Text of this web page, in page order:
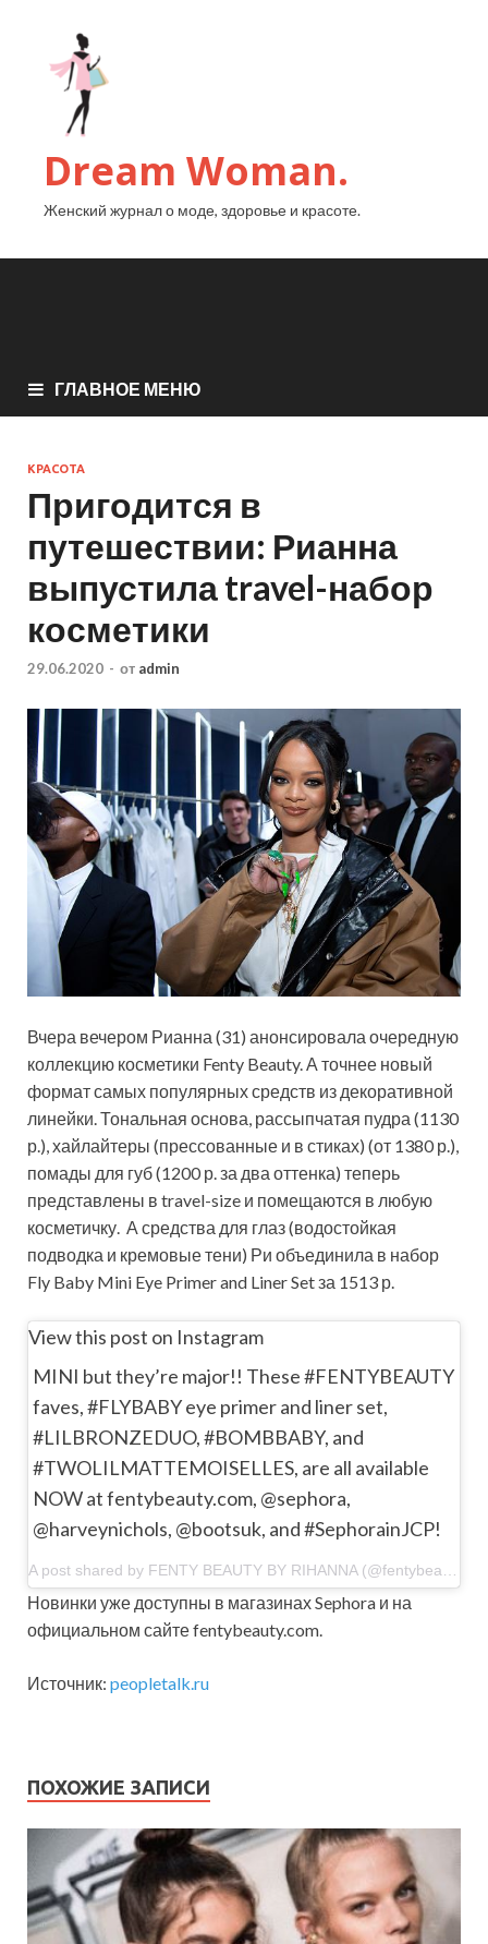
Dream Woman.
Женский журнал о моде, здоровье и красоте.
ГЛАВНОЕ МЕНЮ
КРАСОТА
Пригодится в
путешествии: Рианна
выпустила travel-набор
косметики
29.06.2020 - от admin
Вчера вечером Рианна (31) анонсировала очередную
коллекцию косметики Fenty Beauty. А точнее новый
формат самых популярных средств из декоративной
линейки. Тональная основа, рассыпчатая пудра (1130
р.), хайлайтеры (прессованные и в стиках) (от 1380 р.),
помады для губ (1200 р. за два оттенка) теперь
представлены в travel-size и помещаются в любую
косметичку. А средства для глаз (водостойкая
подводка и кремовые тени) Ри объединила в набор
Fly Baby Mini Eye Primer and Liner Set за 1513 р.
View this post on Instagram
MINI but they’re major!! These #FENTYBEAUTY
faves, #FLYBABY eye primer and liner set,
#LILBRONZEDUO, #BOMBBABY, and
#TWOLILMATTEMOISELLES, are all available
NOW at fentybeauty.com, @sephora,
@harveynichols, @bootsuk, and #SephorainJCP!
A post shared by FENTY BEAUTY BY RIHANNA (@fentybeauty) on Jun 26, 2019 at 5:57pm PDT
Новинки уже доступны в магазинах Sephora и на
официальном сайте fentybeauty.com.
Источник: peopletalk.ru
ПОХОЖИЕ ЗАПИСИ